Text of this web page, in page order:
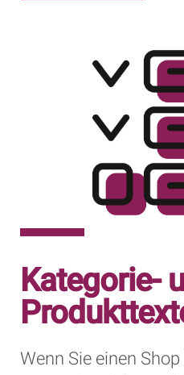
Kategorie-
Wenn Sie einen